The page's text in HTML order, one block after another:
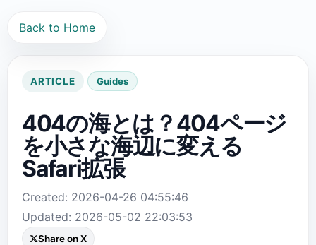
Back to Home
ARTICLE Guides
404の海とは？404ページ
を小さな海辺に変える
Safari拡張
Created: 2026-04-26 04:55:46
Updated: 2026-05-02 22:03:53
Share on X